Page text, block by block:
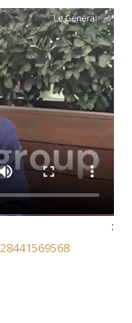
: